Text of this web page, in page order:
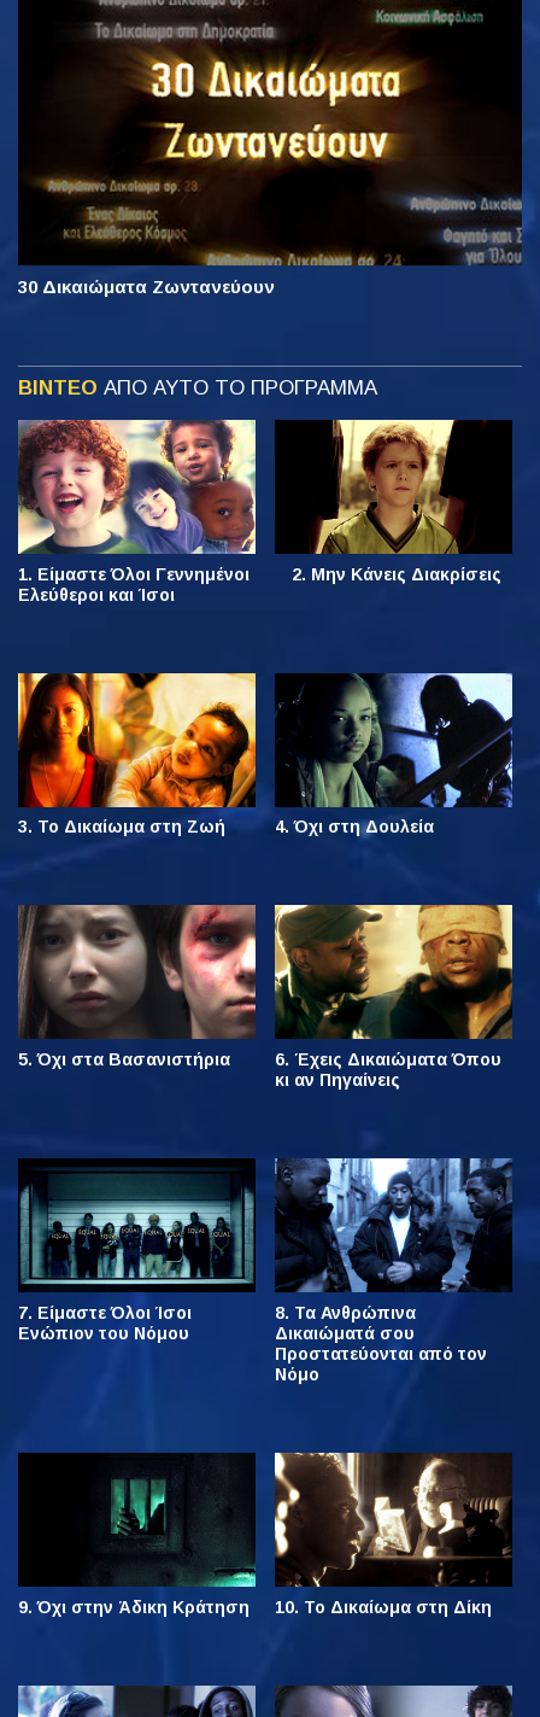
30 Δικαιώματα Ζωντανεύουν
ΒΙΝΤΕΟ ΑΠΟ ΑΥΤΟ ΤΟ ΠΡΟΓΡΑΜΜΑ
1. Είμαστε Όλοι Γεννημένοι
Ελεύθεροι και Ίσοι
2. Μην Κάνεις Διακρίσεις
3. Το Δικαίωμα στη Ζωή 4. Όχι στη Δουλεία
5. Όχι στα Βασανιστήρια
6. Έχεις Δικαιώματα Όπου
κι αν Πηγαίνεις
7. Είμαστε Όλοι Ίσοι
Ενώπιον του Νόμου
8. Τα Ανθρώπινα
Δικαιώματά σου
Προστατεύονται από τον
Νόμο
9. Όχι στην Άδικη Κράτηση 10. Το Δικαίωμα στη Δίκη